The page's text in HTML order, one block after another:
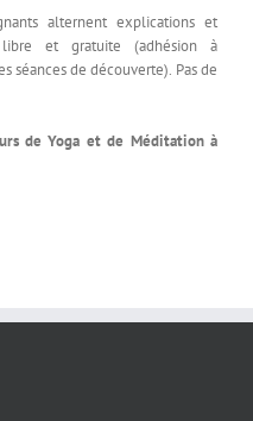
alternent explications et
libre et gratuite (adhésion à
séances de découverte). Pas de
de Yoga et de Méditation à